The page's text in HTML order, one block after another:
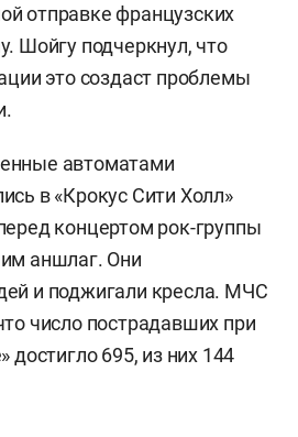
отправке французских
Шойгу подчеркнул, что
это создаст проблемы
автоматами
в «Крокус Сити Холл»
концертом рок-группы
аншлаг. Они
и поджигали кресла. МЧС
число пострадавших при
достигло 695, из них 144